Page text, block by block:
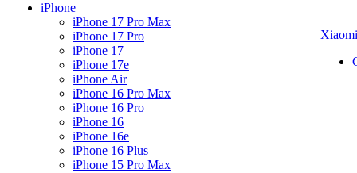
iPhone
iPhone 17 Pro Max
iPhone 17 Pro
iPhone 17
iPhone 17e
iPhone Air
iPhone 16 Pro Max
iPhone 16 Pro
iPhone 16
iPhone 16e
iPhone 16 Plus
iPhone 15 Pro Max
Xiaomi